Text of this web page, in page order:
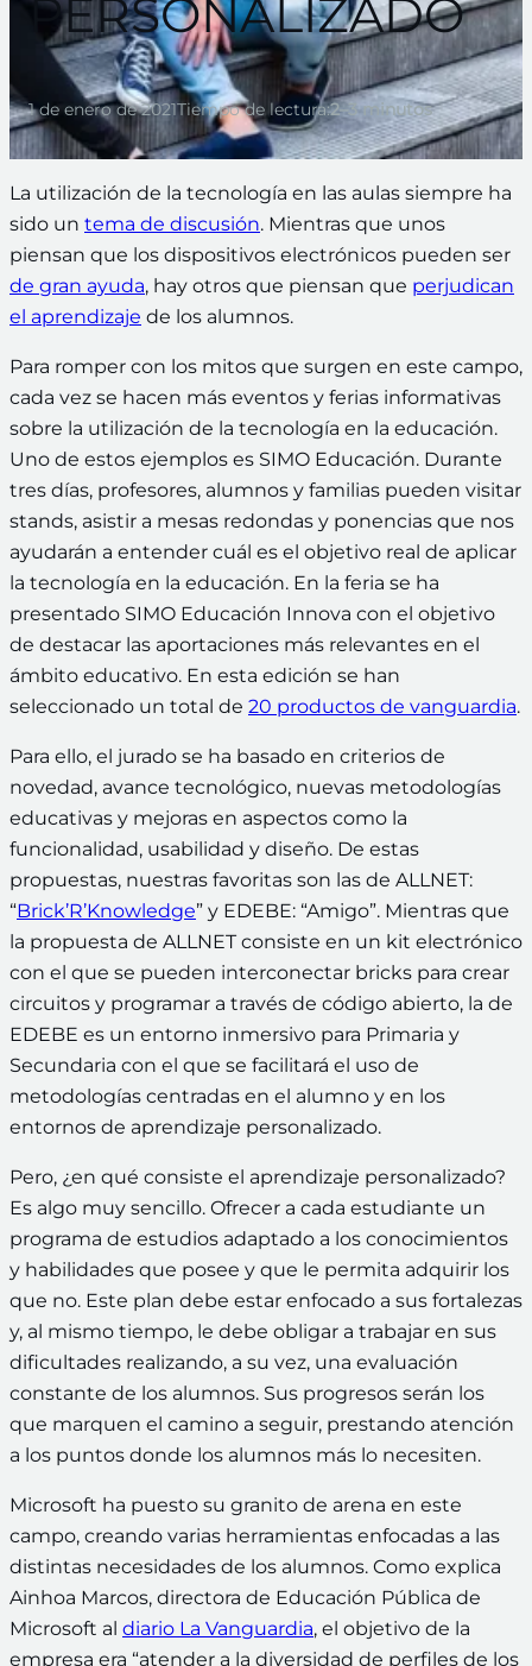
PERSONALIZADO
1 de enero de 2021Tiempo de lectura:2–3 minutos
La utilización de la tecnología en las aulas siempre ha
sido un tema de discusión. Mientras que unos
piensan que los dispositivos electrónicos pueden ser
de gran ayuda, hay otros que piensan que perjudican
el aprendizaje de los alumnos.
Para romper con los mitos que surgen en este campo,
cada vez se hacen más eventos y ferias informativas
sobre la utilización de la tecnología en la educación.
Uno de estos ejemplos es SIMO Educación. Durante
tres días, profesores, alumnos y familias pueden visitar
stands, asistir a mesas redondas y ponencias que nos
ayudarán a entender cuál es el objetivo real de aplicar
la tecnología en la educación. En la feria se ha
presentado SIMO Educación Innova con el objetivo
de destacar las aportaciones más relevantes en el
ámbito educativo. En esta edición se han
seleccionado un total de 20 productos de vanguardia.
Para ello, el jurado se ha basado en criterios de
novedad, avance tecnológico, nuevas metodologías
educativas y mejoras en aspectos como la
funcionalidad, usabilidad y diseño. De estas
propuestas, nuestras favoritas son las de ALLNET:
“Brick’R’Knowledge” y EDEBE: “Amigo”. Mientras que
la propuesta de ALLNET consiste en un kit electrónico
con el que se pueden interconectar bricks para crear
circuitos y programar a través de código abierto, la de
EDEBE es un entorno inmersivo para Primaria y
Secundaria con el que se facilitará el uso de
metodologías centradas en el alumno y en los
entornos de aprendizaje personalizado.
Pero, ¿en qué consiste el aprendizaje personalizado?
Es algo muy sencillo. Ofrecer a cada estudiante un
programa de estudios adaptado a los conocimientos
y habilidades que posee y que le permita adquirir los
que no. Este plan debe estar enfocado a sus fortalezas
y, al mismo tiempo, le debe obligar a trabajar en sus
dificultades realizando, a su vez, una evaluación
constante de los alumnos. Sus progresos serán los
que marquen el camino a seguir, prestando atención
a los puntos donde los alumnos más lo necesiten.
Microsoft ha puesto su granito de arena en este
campo, creando varias herramientas enfocadas a las
distintas necesidades de los alumnos. Como explica
Ainhoa Marcos, directora de Educación Pública de
Microsoft al diario La Vanguardia, el objetivo de la
empresa era “atender a la diversidad de perfiles de los